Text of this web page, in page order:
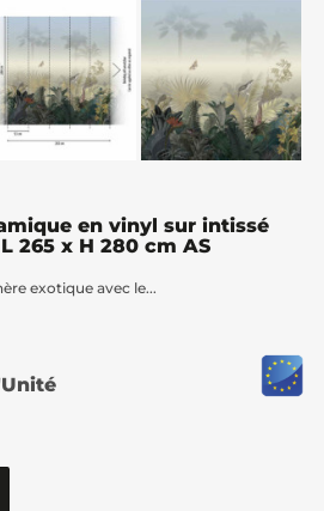
en vinyl sur intissé
265 x H 280 cm AS
exotique avec le...